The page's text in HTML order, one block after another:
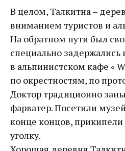
В целом, Талкитна –
вниманием туристов и
На обратном пути был
специально
в альпинистском кафе «
по окрестностям, по
Доктор традиционно
фарватер. Посетили
конце концов,
уголку.